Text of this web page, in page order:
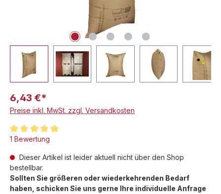
6,43 €*
Preise inkl. MwSt. zzgl. Versandkosten
Durchschnittliche Bewertung von 5 von 5 Sternen
1 Bewertung
Dieser Artikel ist leider aktuell nicht über den Shop
bestellbar.
Sollten Sie größeren oder wiederkehrenden Bedarf
haben, schicken Sie uns gerne Ihre individuelle Anfrage